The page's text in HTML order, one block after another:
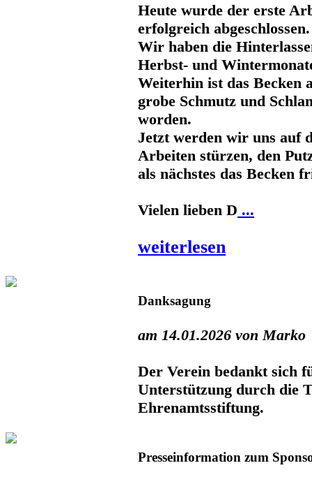
Heute wurde der erste
erfolgreich abgeschlossen.
Wir haben die
Herbst- und
Weiterhin ist das Becken
grobe Schmutz und
worden.
Jetzt werden wir uns auf
Arbeiten stürzen, den
als nächstes das Becken
Vielen lieben D ...
weiterlesen
Danksagung
am 14.01.2026 von Marko
Der Verein bedankt sich
Unterstützung durch die
Ehrenamtsstiftung.
Presseinformation zum